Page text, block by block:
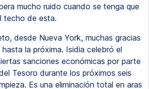
mucho ruido cuando se tenga que
techo de esta.
desde Nueva York, muchas gracias
la próxima. Isidia celebró el
sanciones económicas por parte
Tesoro durante los próximos seis
Es una eliminación total en aras